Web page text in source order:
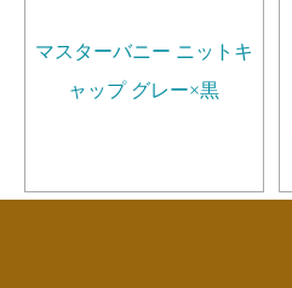
マスターバニー ニットキ
ャップ グレー×黒